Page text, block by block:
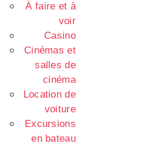
À faire et à
voir
Casino
Cinémas et
salles de
cinéma
Location de
voiture
Excursions
en bateau